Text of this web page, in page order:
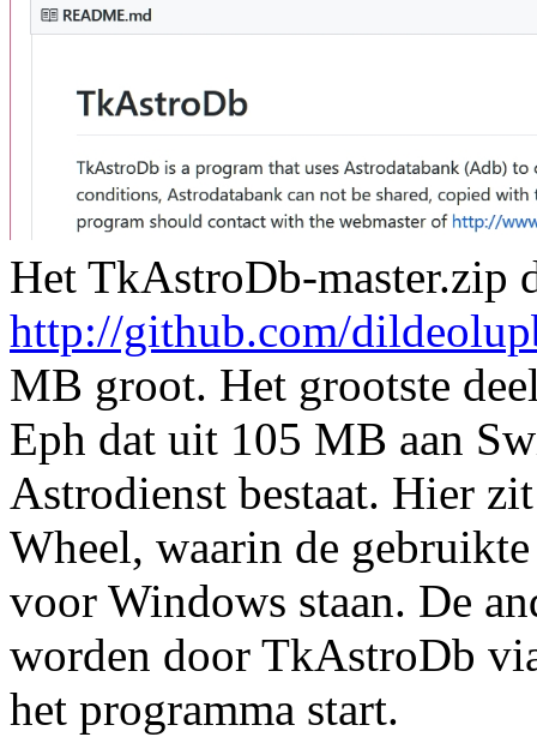
Het TkAstroDb-master.zip
http://github.com/
MB groot. Het grootste
Eph dat uit 105 MB aan
Astrodienst bestaat. Hier
Wheel, waarin de
voor Windows staan. De
worden door TkAstroDb
het programma start.